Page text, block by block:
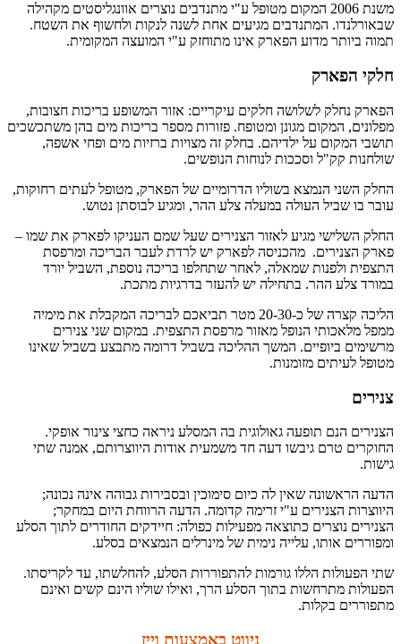
משנת 2006 המקום מטופל ע"י מתנדבים נוצרים אוונגליסטים מקהילה
שבאורלנדו. המתנדבים מגיעים אחת לשנה לנקות ולחשוף את השטח.
תמוה ביותר מדוע הפארק אינו מתוחזק ע"י המועצה המקומית.
חלקי הפארק
הפארק נחלק לשלושה חלקים עיקריים: אזור המשופע בריכות חצובות,
מפלונים, המקום מגונן ומטופח. פזורות מספר בריכות מים בהן משתכשכים
תושבי המקום על ילדיהם. בחלק זה מצויות ברזיות מים ופחי אשפה,
שולחנות קק"ל וסככות לנוחות הנופשים.
החלק השני הנמצא בשוליו הדרומיים של הפארק, מטופל לעתים רחוקות,
עובר בו שביל העולה במעלה צלע ההר, ומגיע לבוסתן נטוש.
החלק השלישי מגיע לאזור הצנירים שעל שמם העניקו לפארק את שמו –
פארק הצנירים. מהכניסה לפארק יש לרדת לעבר הבריכה ומרפסת
התצפית ולפנות שמאלה, לאחר שתחלפו בריכה נוספת, השביל יורד
במורד צלע ההר. בתחילה יש להעזר בדרגיות מתכת.
הליכה קצרה של כ-20-30 מטר תביאכם לבריכה המקבלת את מימיה
ממפל מלאכותי הנופל מאזור מרפסת התצפית. במקום שני צנירים
מרשימים ביופיים. המשך ההליכה בשביל דרומה מתבצע בשביל שאינו
מטופל לעיתים מזומנות.
צנירים
הצנירים הנם תופעה גאולוגית בה המסלע ניראה כחצי צינור אופקי.
החוקרים טרם גיבשו דעה חד משמעית אודות היווצרותם, אמנה שתי
גישות.
הדעה הראשונה שאין לה כיום סימוכין ובסבירות גבוהה אינה נכונה;
היווצרות הצנירים ע"י זרימה קדומה. הדעה הרווחת היום במחקר;
הצנירים נוצרים כתוצאה מפעילות כפולה: חיידקים החודרים לתוך הסלע
ומפוררים אותו, עלייה נימית של מינרלים הנמצאים בסלע.
שתי הפעולות הללו גורמות להתפוררות הסלע, להחלשתו, עד לקריסתו.
הפעולות מתרחשות בתוך הסלע הרך, ואילו שוליו הינם קשים ואינם
מתפוררים בקלות.
ניווט באמצעות וייז